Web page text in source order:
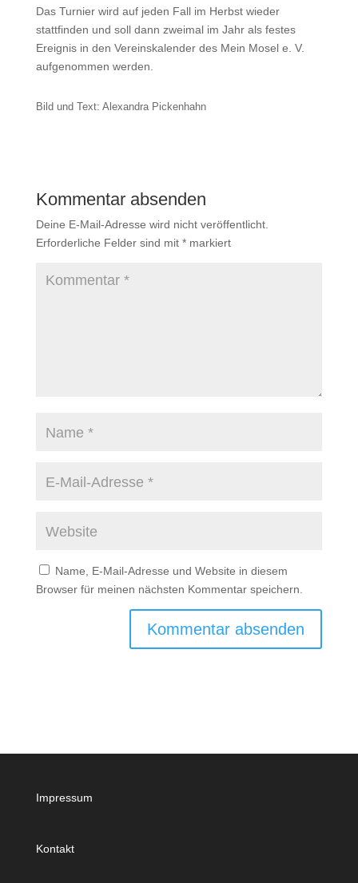
Das Turnier wird auf jeden Fall im Herbst wieder
stattfinden und soll dann zweimal im Jahr als festes
Ereignis in den Vereinskalender des Mein Mosel e. V.
aufgenommen werden.
Bild und Text: Alexandra Pickenhahn
Kommentar absenden
Deine E-Mail-Adresse wird nicht veröffentlicht.
Erforderliche Felder sind mit *markiert
Name, E-Mail-Adresse und Website in diesem
Browser für meinen nächsten Kommentar speichern.
Impressum
Kontakt